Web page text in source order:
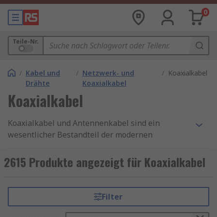
0
Teile-Nr.
/ Kabel und
Drähte
/ Netzwerk- und
Koaxialkabel
/ Koaxialkabel
Koaxialkabel
Koaxialkabel und Antennenkabel sind ein
wesentlicher Bestandteil der modernen
unbemerkt bleiben, spielen sie eine
entscheidende Rolle bei der Übertragung von
zahlreichen Anwendungen, von Kabelfernsehen
bis zur Datenübertragung in
2615 Produkte angezeigt für Koaxialkabel
Filter